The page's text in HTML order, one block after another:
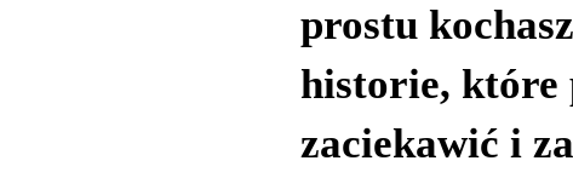
prostu
historie, które
zaciekawić i